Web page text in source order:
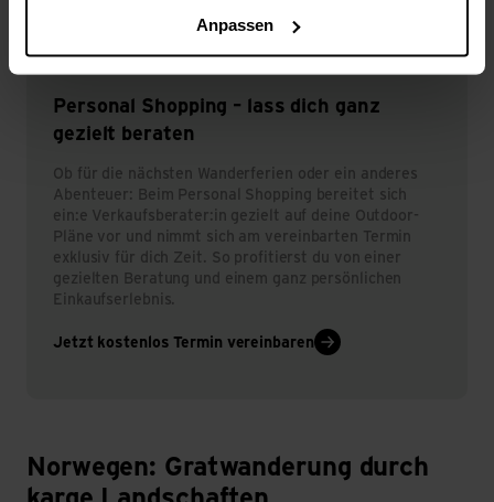
Anpassen
Personal Shopping – lass dich ganz
gezielt beraten
Ob für die nächsten Wanderferien oder ein anderes
Abenteuer: Beim Personal Shopping bereitet sich
ein:e Verkaufsberater:in gezielt auf deine Outdoor-
Pläne vor und nimmt sich am vereinbarten Termin
exklusiv für dich Zeit. So profitierst du von einer
gezielten Beratung und einem ganz persönlichen
Einkaufserlebnis.
Jetzt kostenlos Termin vereinbaren
Norwegen: Gratwanderung durch karge Landschaften
Norwegen: Gratwanderung durch